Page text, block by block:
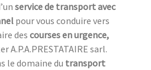
service de transport avec
pour vous conduire vers
des courses en urgence,
A.P.A.PRESTATAIRE sarl.
le domaine du transport